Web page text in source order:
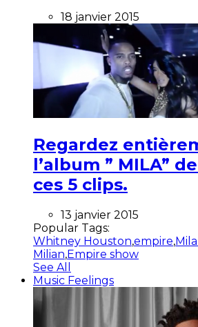
18 janvier 2015
Regardez
l’album ” MILA”
ces 5 clips.
13 janvier 2015
Popular Tags:
Whitney Houston,empire,
Milian,Empire show
See All
Music Feelings